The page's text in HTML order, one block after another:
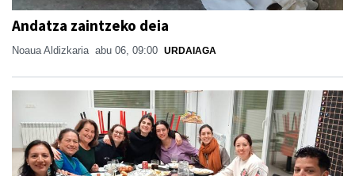
Andatza zaintzeko deia
Noaua Aldizkaria abu 06, 09:00 URDAIAGA